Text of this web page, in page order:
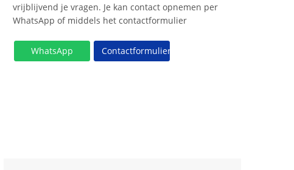
vrijblijvend je vragen. Je kan contact opnemen per
WhatsApp of middels het contactformulier
WhatsApp Contactformulier